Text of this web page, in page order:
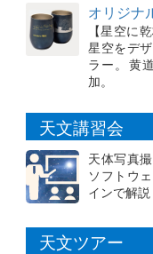
オリジナ
【星空に
星空をデ
ラー。黄
加。
天文講習会
天体写真
ソフトウ
インで解説
天文ツアー